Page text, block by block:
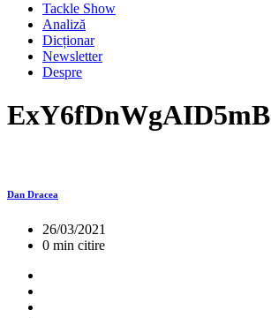
Tackle Show
Analiză
Dicționar
Newsletter
Despre
ExY6fDnWgAID5mB
Dan Dracea
26/03/2021
0 min citire